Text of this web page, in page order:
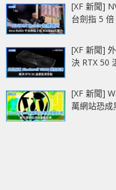
[XF 新聞]
台劍指 5
[XF 新聞]
決 RTX 50
[XF 新聞]
萬網站恐成